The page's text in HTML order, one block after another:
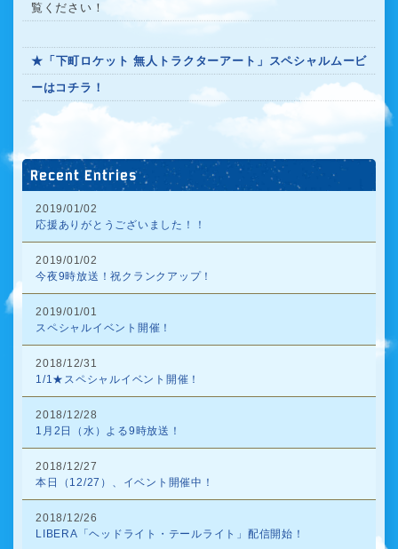
覧ください！
★「下町ロケット 無人トラクターアート」スペシャルムービ
ーはコチラ！
Recent Entries
2019/01/02
応援ありがとうございました！！
2019/01/02
今夜9時放送！祝クランクアップ！
2019/01/01
スペシャルイベント開催！
2018/12/31
1/1★スペシャルイベント開催！
2018/12/28
1月2日（水）よる9時放送！
2018/12/27
本日（12/27）、イベント開催中！
2018/12/26
LIBERA「ヘッドライト・テールライト」配信開始！